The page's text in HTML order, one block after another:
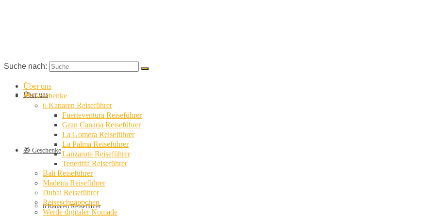
Über uns
🎁 Geschenke
6 Kanaren Reiseführer
Suche nach:
Über uns
🎁 Geschenke
6 Kanaren Reiseführer
Fuerteventura Reiseführer
Gran Canaria Reiseführer
La Gomera Reiseführer
La Palma Reiseführer
Lanzarote Reiseführer
Teneriffa Reiseführer
Bali Reiseführer
Madeira Reiseführer
Dubai Reiseführer
Reiseschnäppchen
Werde digitaler Nomade